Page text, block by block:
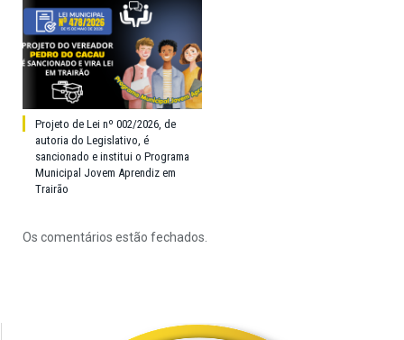
Projeto de Lei nº 002/2026, de
autoria do Legislativo, é
sancionado e institui o Programa
Municipal Jovem Aprendiz em
Trairão
Os comentários estão fechados.